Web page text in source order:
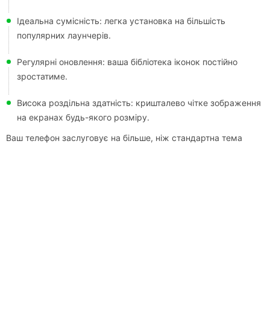
Ідеальна сумісність: легка установка на більшість
популярних лаунчерів.
Регулярні оновлення: ваша бібліотека іконок постійно
зростатиме.
Висока роздільна здатність: кришталево чітке зображення
на екранах будь-якого розміру.
Ваш телефон заслуговує на більше, ніж стандартна тема